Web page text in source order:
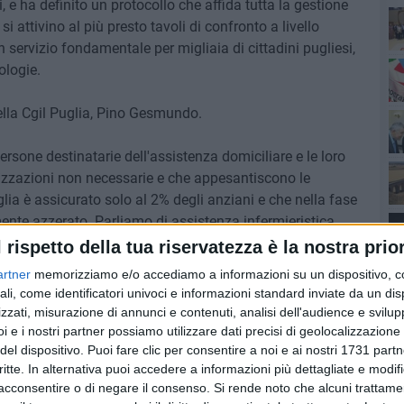
rispetto della tua riservatezza è la nostra
memorizziamo e/o accediamo a informazioni su un dispositivo,
come identificatori univoci e informazioni standard inviate da un
misurazione di annunci e contenuti, analisi dell'audience e
e i nostri partner possiamo utilizzare dati precisi di
dispositivo. Puoi fare clic per consentire a noi e ai nostri 1731
In alternativa puoi accedere a informazioni più dettagliate e
o di negare il consenso. Si rende noto che alcuni
e ha definito un protocollo che affida tutta la gestione
attivino al più presto tavoli di confronto a livello
servizio fondamentale per migliaia di cittadini pugliesi,
Cgil Puglia, Pino Gesmundo.
destinatarie dell'assistenza domiciliare e le loro
non necessarie e che appesantiscono le
è assicurato solo al 2% degli anziani e che nella fase
azzerato. Parliamo di assistenza infermieristica,
che interessano persone affette da
di privazione temporanea.
prima il tavolo di confronto socio sanitario anche
il tema dell'Adi. Anche perché nell'accordo si
di privati e vorremmo evitare che
possa venire in mente di scaricare i costi d'impresa
svolgere questo delicato e fondamentale strumento